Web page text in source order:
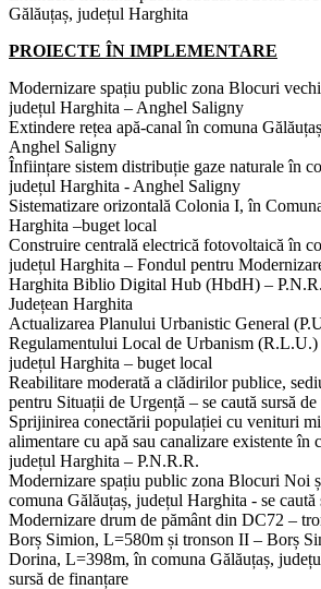
Gălăuțaș, județul Harghita
PROIECTE ÎN IMPLEMENTARE
Modernizare spațiu public zona Blocuri
județul Harghita – Anghel Saligny
Extindere rețea apă-canal în comuna
Anghel Saligny
Înființare sistem distribuție gaze naturale în
județul Harghita - Anghel Saligny
Sistematizare orizontală Colonia I, în
Harghita –buget local
Construire centrală electrică fotovoltaică în
județul Harghita – Fondul pentru
Harghita Biblio Digital Hub (HbdH) –
Județean Harghita
Actualizarea Planului Urbanistic General
Regulamentului Local de Urbanism (R.L.U.)
județul Harghita – buget local
Reabilitare moderată a clădirilor publice,
pentru Situații de Urgență – se caută sursă
Sprijinirea conectării populației cu venituri
alimentare cu apă sau canalizare existente în
județul Harghita – P.N.R.R.
Modernizare spațiu public zona Blocuri Noi
comuna Gălăuțaș, județul Harghita - se caută
Modernizare drum de pământ din DC72 –
Borș Simion, L=580m și tronson II – Borș
Dorina, L=398m, în comuna Gălăuțaș,
sursă de finanțare